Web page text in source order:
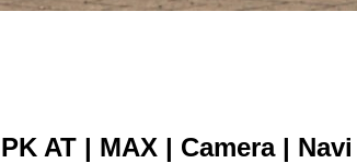
AT | MAX | Camera |